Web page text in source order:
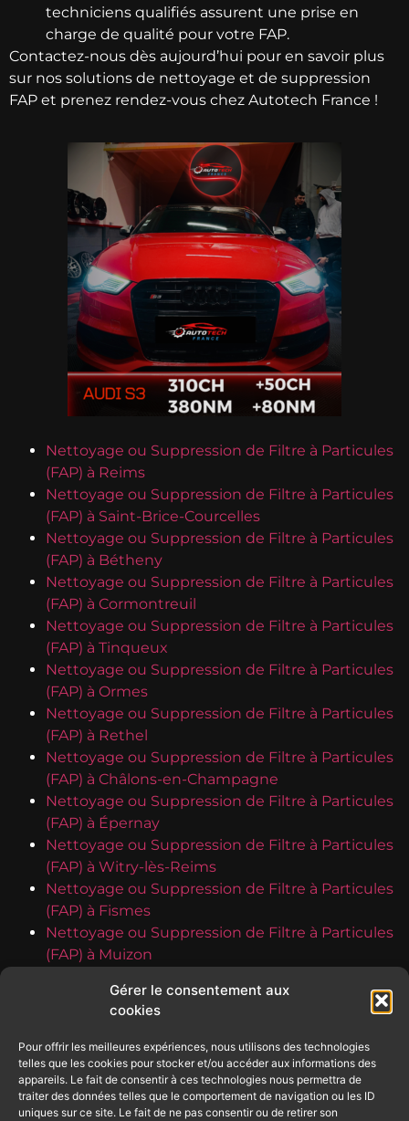
Gérer le consentement aux
cookies
Pour offrir les meilleures expériences, nous utilisons des technologies
telles que les cookies pour stocker et/ou accéder aux informations des
appareils. Le fait de consentir à ces technologies nous permettra de
traiter des données telles que le comportement de navigation ou les ID
uniques sur ce site. Le fait de ne pas consentir ou de retirer son
techniciens qualifiés assurent une prise en
charge de qualité pour votre FAP.
Contactez-nous dès aujourd’hui pour en savoir plus
sur nos solutions de nettoyage et de suppression
FAP et prenez rendez-vous chez Autotech France !
Nettoyage ou Suppression de Filtre à Particules
(FAP) à Reims
Nettoyage ou Suppression de Filtre à Particules
(FAP) à Saint-Brice-Courcelles
Nettoyage ou Suppression de Filtre à Particules
(FAP) à Bétheny
Nettoyage ou Suppression de Filtre à Particules
(FAP) à Cormontreuil
Nettoyage ou Suppression de Filtre à Particules
(FAP) à Tinqueux
Nettoyage ou Suppression de Filtre à Particules
(FAP) à Ormes
Nettoyage ou Suppression de Filtre à Particules
(FAP) à Rethel
Nettoyage ou Suppression de Filtre à Particules
(FAP) à Châlons-en-Champagne
Nettoyage ou Suppression de Filtre à Particules
(FAP) à Épernay
Nettoyage ou Suppression de Filtre à Particules
(FAP) à Witry-lès-Reims
Nettoyage ou Suppression de Filtre à Particules
(FAP) à Fismes
Nettoyage ou Suppression de Filtre à Particules
(FAP) à Muizon
(FAP) à Vouziers
Nettoyage ou Suppression de Filtre à Particules
(FAP) à Dormans
Nettoyage ou Suppression de Filtre à Particules
(FAP) à Bezannes
Nettoyage ou Suppression de Filtre à Particules